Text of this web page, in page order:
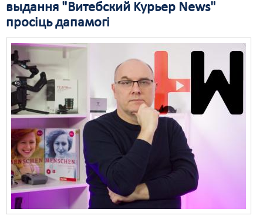
выдання "Витебский Kурьер News"
просіць дапамогі
Грамадзянскія ініцыятывы
Дзяржава
Дыскрымінацыя
Затрыманьні
Карная псыхіятрыя
КПЧ ААН
Культурныя правы
ЛПП
Мігранты
RSS